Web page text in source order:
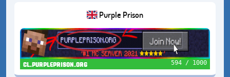
Purple Prison
cl.purpleprison.org 594 / 1000